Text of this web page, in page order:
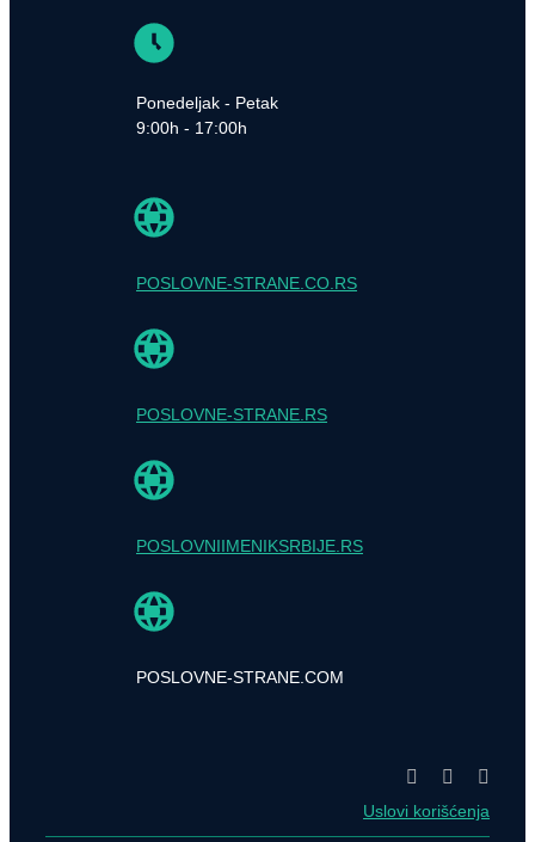
Ponedeljak - Petak
9:00h - 17:00h
POSLOVNE-STRANE.CO.RS
POSLOVNE-STRANE.RS
POSLOVNIIMENIKSRBIJE.RS
POSLOVNE-STRANE.COM
Uslovi korišćenja